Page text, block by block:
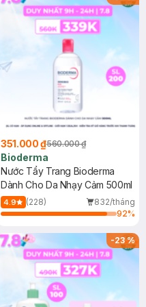
351.000 ₫560.000 ₫
Bioderma
Nước Tẩy Trang Bioderma
Dành Cho Da Nhạy Cảm 500ml
4.9 (228)
832/tháng
92%
-23%